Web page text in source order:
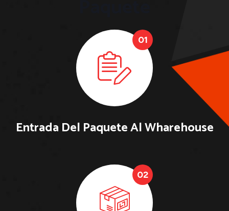
01
Entrada Del Paquete Al Wharehouse
02